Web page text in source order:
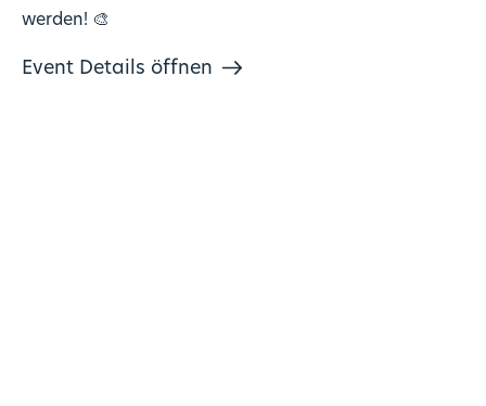
werden! 🎨
Event Details öffnen